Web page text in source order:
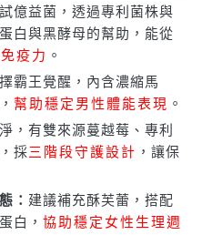
億益菌，透過專利菌株與
白與黑酵母的幫助，能從
疫力 。
霸王覺醒，內含濃縮馬
幫助穩定男性體能表現 。
，有雙來源蔓越莓、專利
採三階段守護設計 ，讓保
： 建議補充酥芙蕾，搭配
白， 協助穩定女性生理週